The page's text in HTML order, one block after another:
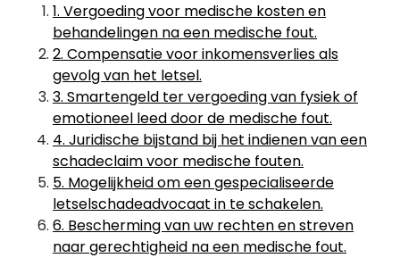
1. Vergoeding voor medische kosten en
behandelingen na een medische fout.
2. Compensatie voor inkomensverlies als
gevolg van het letsel.
3. Smartengeld ter vergoeding van fysiek of
emotioneel leed door de medische fout.
4. Juridische bijstand bij het indienen van een
schadeclaim voor medische fouten.
5. Mogelijkheid om een gespecialiseerde
letselschadeadvocaat in te schakelen.
6. Bescherming van uw rechten en streven
naar gerechtigheid na een medische fout.